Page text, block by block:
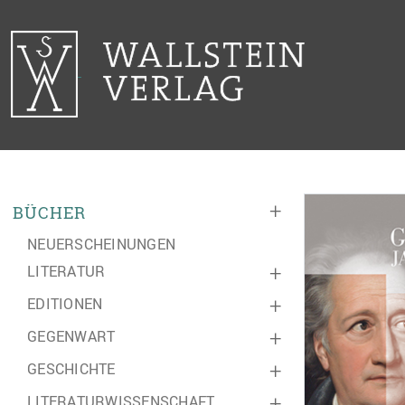
+
BÜCHER
NEUERSCHEINUNGEN
+
LITERATUR
+
EDITIONEN
+
GEGENWART
+
GESCHICHTE